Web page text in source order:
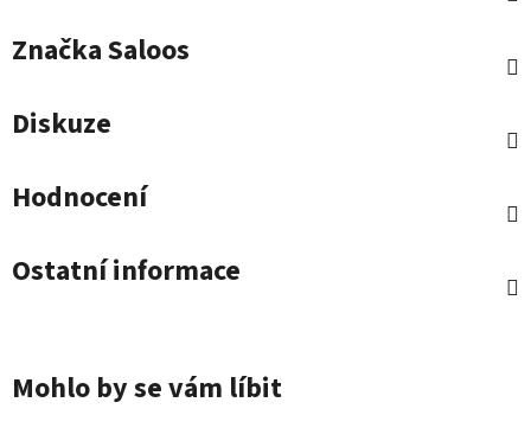
ZnačkaSaloos
Diskuze
Hodnocení
Ostatní informace
Mohlo by se vám líbit